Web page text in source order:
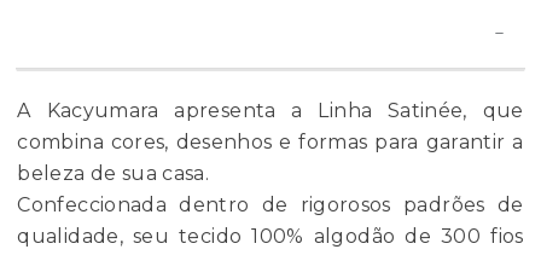
A Kacyumara apresenta a Linha Satinée, que
combina cores, desenhos e formas para garantir a
beleza de sua casa.
Confeccionada dentro de rigorosos padrões de
qualidade, seu tecido 100% algodão de 300 fios